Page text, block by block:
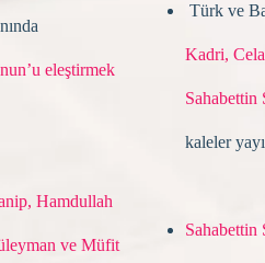
eleştirmek
Hamdullah
ve Müfit
Türk ve
Kadri,
kaleler
Sahabettin